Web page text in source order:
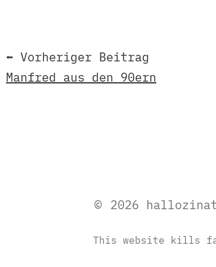
⬅ Vorheriger Beitrag
Manfred aus den 90ern
© 2026
This website kills